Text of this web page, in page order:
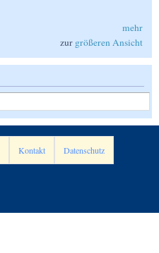
mehr
zur größeren Ansicht
Kontakt Datenschutz